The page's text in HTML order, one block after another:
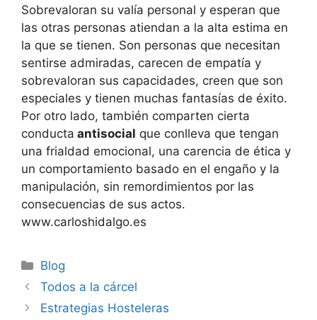
Sobrevaloran su valía personal y esperan que
las otras personas atiendan a la alta estima en
la que se tienen. Son personas que necesitan
sentirse admiradas, carecen de empatía y
sobrevaloran sus capacidades, creen que son
especiales y tienen muchas fantasías de éxito.
Por otro lado, también comparten cierta
conducta antisocial que conlleva que tengan
una frialdad emocional, una carencia de ética y
un comportamiento basado en el engaño y la
manipulación, sin remordimientos por las
consecuencias de sus actos.
www.carloshidalgo.es
Blog
Todos a la cárcel
Estrategias Hosteleras